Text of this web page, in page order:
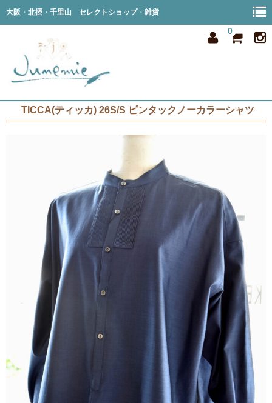
大阪・北摂・千里山 セレクトショップ・雑貨
0
shop info
contact
TICCA(ティッカ) 26S/S ピンタックノーカラーシャツ